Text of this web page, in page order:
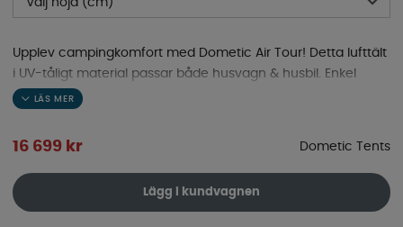
Välj höjd (cm)
Upplev campingkomfort med Dometic Air Tour! Detta lufttält
i UV-tåligt material passar både husvagn & husbil. Enkel
montering & flexibel höjd. Bredd 330
16 699 kr Dometic Tents
Lägg i kundvagnen